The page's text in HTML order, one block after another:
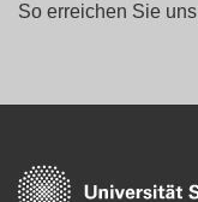
So erreichen Sie uns